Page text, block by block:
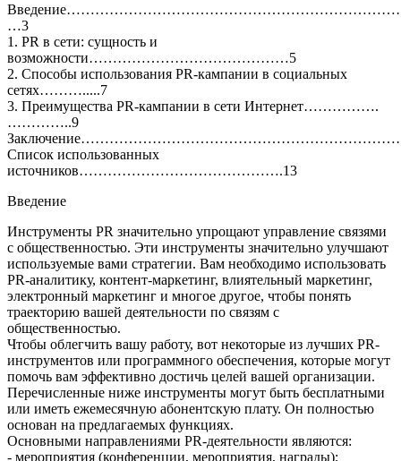
…3
1. PR в сети: сущность и
возможности……………………………………5
2. Способы использования PR-кампании в социальных
сетях……….....7
3. Преимущества PR-кампании в сети Интернет…………….
…………..9
Список использованных
источников…………………………………….13
Введение
Инструменты PR значительно упрощают управление связями
с общественностью. Эти инструменты значительно улучшают
используемые вами стратегии. Вам необходимо использовать
PR-аналитику, контент-маркетинг, влиятельный маркетинг,
электронный маркетинг и многое другое, чтобы понять
траекторию вашей деятельности по связям с
общественностью.
Чтобы облегчить вашу работу, вот некоторые из лучших PR-
инструментов или программного обеспечения, которые могут
помочь вам эффективно достичь целей вашей организации.
Перечисленные ниже инструменты могут быть бесплатными
или иметь ежемесячную абонентскую плату. Он полностью
основан на предлагаемых функциях.
Основными направлениями PR-деятельности являются:
- мероприятия (конференции, мероприятия, награды);